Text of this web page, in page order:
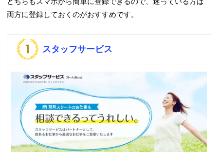
両方に登録しておくのがおすすめです。
スタッフサービス